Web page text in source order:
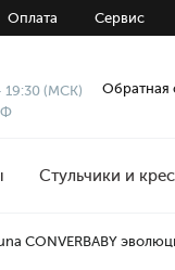
Оплата Сервис
19:30 (МСК)
Обратная
Стульчики и
CONVERBABY